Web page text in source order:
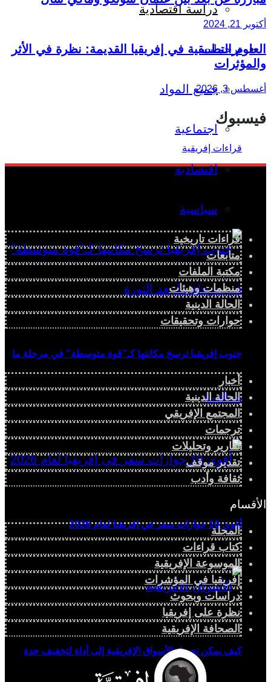
دراسة اقتصادية
ترجمات
جميع المواد
اجتماعية
اقتصادية
سياسية
جنوب إفريقيا ترسخ مكانتها كـ”قوة متوسطة” في مرحلة ما
بعد الثورة
أقوى 10 جوازات سفر في إفريقيا لعام 2026
كيف يمكن تحويل الأسواق الإفريقية إلى أداة لتخفيف حدة
أكتوبر 21, 2024
العلوم التطبيقية في إفريقيا القديمة: نظرة في الأثر
والمؤثرات
أغسطس 3, 2026
فيسبوك
قراءات تاريخية
متابعات
مكتبة الملفات
منظمات وهيئات
الحالة الدينية
حوارات وتحقيقات
أخبار
الحالة الدينية
المجتمع الإفريقي
ترجمات
تقارير وتحليلات
تقدير موقف
ثقافة وأدب
الأقسام
المجلة
كتاب قراءات
الموسوعة الإفريقية
إفريقيا في المؤشرات
دراسات وبحوث
نظرة على إفريقيا
الصحافة الإفريقية